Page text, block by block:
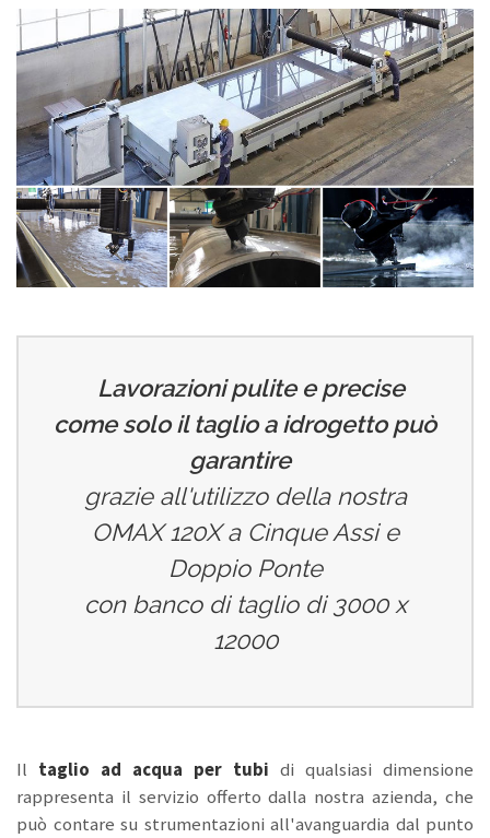
Lavorazioni pulite e precise
come solo il taglio a idrogetto può
garantire
grazie all'utilizzo della nostra
OMAX 120X a Cinque Assi e
Doppio Ponte
con banco di taglio di 3000 x
12000
Il taglio ad acqua per tubi di qualsiasi dimensione
rappresenta il servizio offerto dalla nostra azienda, che
può contare su strumentazioni all'avanguardia dal punto